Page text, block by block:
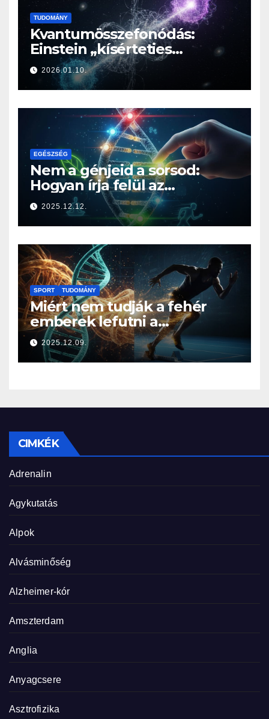
TUDOMÁNY
Kvantumösszefonódás:
Einstein „kísérteties
távolhatása” a valóság
határán
2026.01.10.
EGÉSZSÉG
Nem a génjeid a sorsod:
Hogyan írja felül az
életmódod az örökségedet?
2025.12.12.
SPORT TUDOMÁNY
Miért nem tudják a fehér
emberek lefutni a
jamaicaiakat? A sprintelés
genetikája
2025.12.09.
CIMKÉK
Adrenalin
Agykutatás
Alpok
Alvásminőség
Alzheimer-kór
Amszterdam
Anglia
Anyagcsere
Asztrofizika